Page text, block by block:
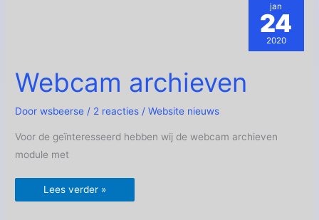
Webcam archieven
Doorwsbeerse / 2 reacties /Website nieuws
Voor de geïnteresseerd hebben wij de webcam archieven
module met
archieven
Lees verder »
jan
24
2020